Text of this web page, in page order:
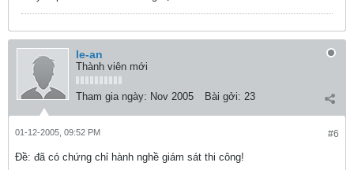
le-an
Thành viên mới
Tham gia ngày: Nov 2005 Bài gởi: 23
#6
01-12-2005, 09:52 PM
Ðề: đã có chứng chỉ hành nghề giám sát thi công!